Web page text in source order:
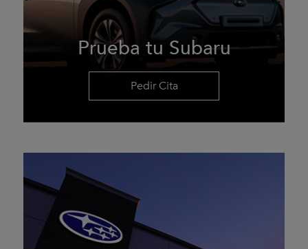
Prueba tu Subaru
Pedir Cita